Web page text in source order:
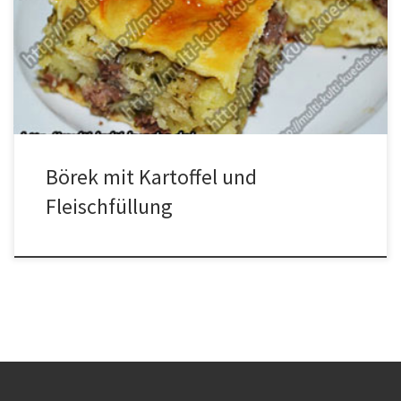
OlivenölPetersilieSalz, Pfeffer Zubereitung Aus Mehl, Ei, Salz, Öl,
und im Wasser aufgelöste Hefe einen Teig herstellen. Den Teig auf
eine bemehlte Arbeitsfläche legen und durchkneten und mit einer
Schüssel bedecken und gehen […]
Börek mit Kartoffel und
Fleischfüllung